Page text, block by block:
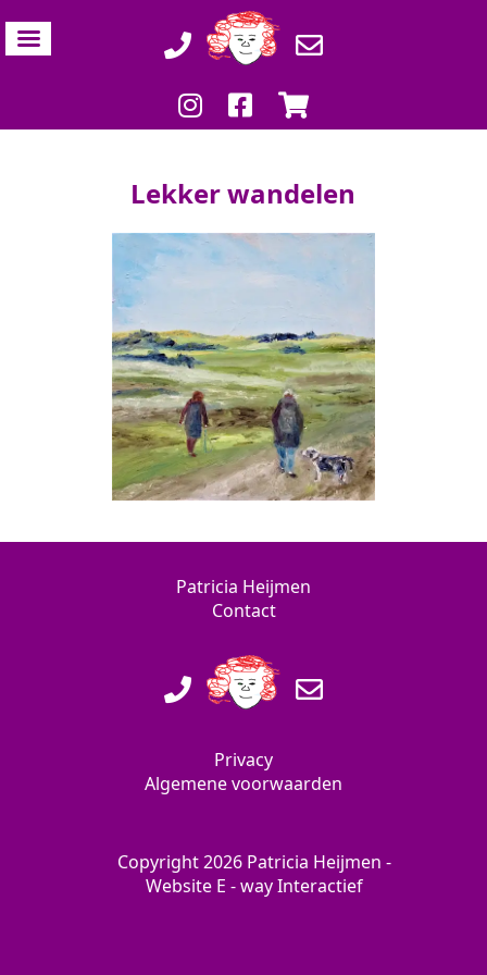
Lekker wandelen
Patricia Heijmen
Contact
Privacy
Algemene voorwaarden
Copyright 2026 Patricia Heijmen -
Website E - way Interactief